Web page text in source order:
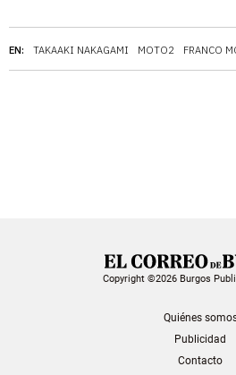
EN: TAKAAKI NAKAGAMI MOTO2 FRANCO
Copyright ©2026 Burgos
Quiénes
Publicidad
Contacto